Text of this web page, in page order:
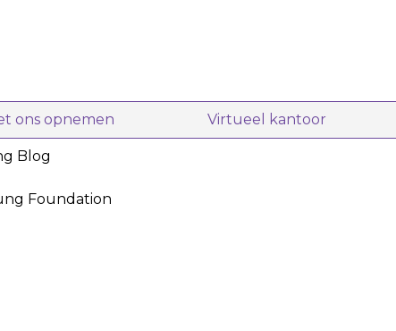
ons opnemen Virtueel kantoor
Blog
Foundation